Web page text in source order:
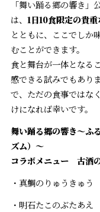
「舞い踊る郷の響き
は、 1日10食限定の貴
とともに、ここでしか
むことができます。
食と舞台が一体となる
感できる試みでもあり
で、ただの食事ではなく
けになれば幸いです。
舞い踊る郷の響き〜
ズム）〜
コラボメニュー 古酒
・真鯛のりゅうきゅ
・明石たこのぶたあ